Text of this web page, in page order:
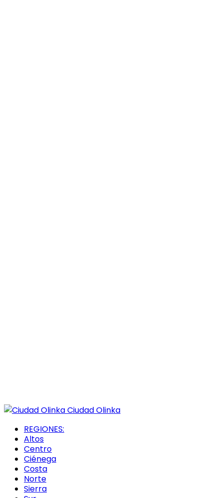
Ciudad Olinka
REGIONES:
Altos
Centro
Ciénega
Costa
Norte
Sierra